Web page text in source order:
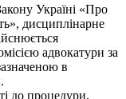
Україні «Про
дисциплінарне
адвокатури за
в
до процедури,